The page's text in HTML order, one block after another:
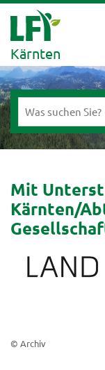
Kärnten
Mit
Kärnten/
© Archiv